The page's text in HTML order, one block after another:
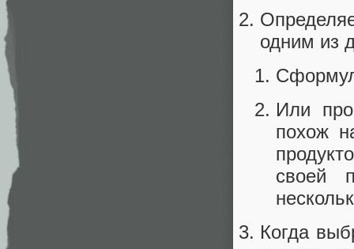
одним из
Или
похож
своей
Когда